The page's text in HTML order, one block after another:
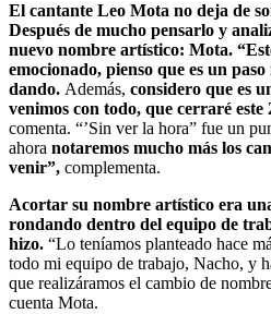
El cantante Leo Mota no deja de
Después de mucho pensarlo y
nuevo nombre artístico: Mota.
emocionado, pienso que es un
dando. Además, considero que es
venimos con todo, que cerraré este
comenta. “’Sin ver la hora” fue un
ahora notaremos mucho más los
venir”, complementa.
Acortar su nombre artístico era
rondando dentro del equipo de
hizo. “Lo teníamos planteado hace
todo mi equipo de trabajo, Nacho, y
que realizáramos el cambio de
cuenta Mota.